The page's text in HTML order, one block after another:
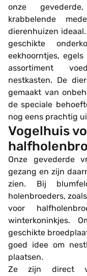
onze
krabbelende
dierenhuizen
geschikte
eekhoorntjes,
assortiment
nestkasten. De
gemaakt van
de speciale
nog eens prachtig
Vogelhuis
Onze gevederde
gezang en zijn
zien. Bij
holenbroeders,
voor
winterkoninkjes.
geschikte
goed idee om
plaatsen.
Ze zijn direct